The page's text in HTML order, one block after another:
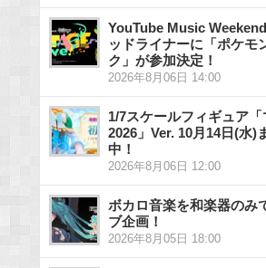
YouTube Music
ッドライナーに「ポケモ
ク」が参加決定！
2026年8月06日 14:00
1/7スケールフィギュア
2026」Ver. 10月14日(水)
中！
2026年8月06日 12:00
ボカロ音楽を和楽器のみ
ブ企画！
2026年8月05日 18:00